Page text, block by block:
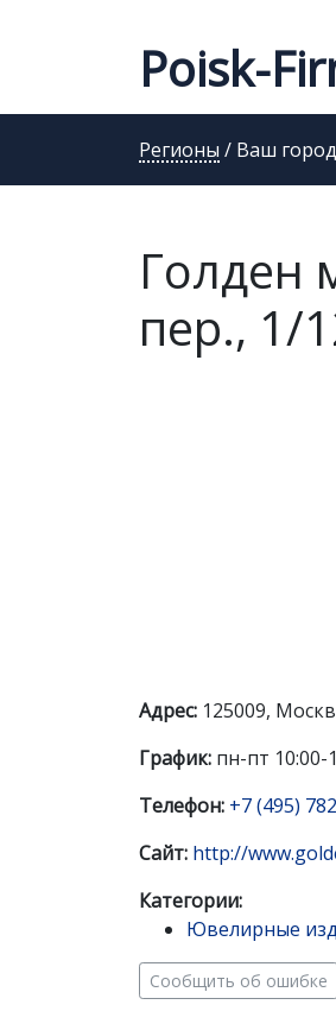
Poisk-
Регионы / Ваш
Голден
пер., 1/
Адрес: 125009,
График: пн-пт 10:00-
Телефон: +7 (495)
Сайт: http://
Категории:
Ювелирные
Сообщить об ошибке